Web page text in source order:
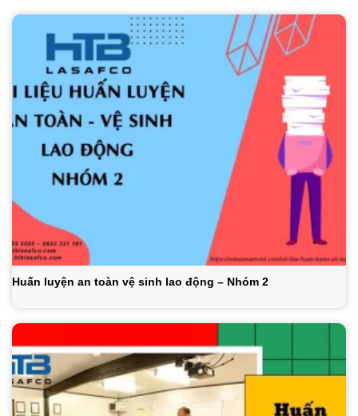
Huấn luyện an toàn vệ sinh lao động – Nhóm 2